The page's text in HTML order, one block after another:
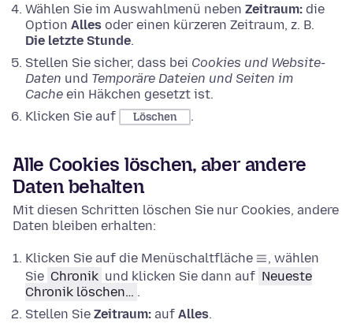
Wählen Sie im Auswahlmenü neben Zeitraum: die
Option Alles oder einen kürzeren Zeitraum, z. B.
Die letzte Stunde.
Stellen Sie sicher, dass bei Cookies und Website-
Daten und Temporäre Dateien und Seiten im
Cache ein Häkchen gesetzt ist.
Klicken Sie auf
Löschen .
Alle Cookies löschen, aber andere
Daten behalten
Mit diesen Schritten löschen Sie nur Cookies, andere
Daten bleiben erhalten:
Klicken Sie auf die Menüschaltfläche
, wählen
Sie Chronik und klicken Sie dann auf Neueste
Chronik löschen… .
Stellen Sie Zeitraum: auf Alles.